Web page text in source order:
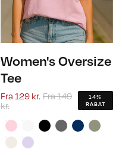
Women's Oversize
Tee
Fra 129 kr. Fra149
kr.
14%
RABAT